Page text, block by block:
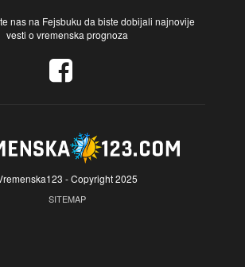
nas na Fejsbuku da biste dobijali najnovije
vesti o vremenska prognoza
- Copyright 2025
SITEMAP